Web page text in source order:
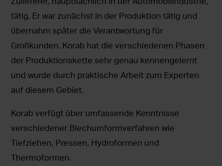
tätig. Er war zunächst in der Produktion tätig und
übernahm später die Verantwortung für
Großkunden. Korab hat die verschiedenen Phasen
der Produktionskette sehr genau kennengelernt
und wurde durch praktische Arbeit zum Experten
auf diesem Gebiet.
Korab verfügt über umfassende Kenntnisse
verschiedener Blechumformverfahren wie
Tiefziehen, Pressen, Hydroformen und
Thermoformen.